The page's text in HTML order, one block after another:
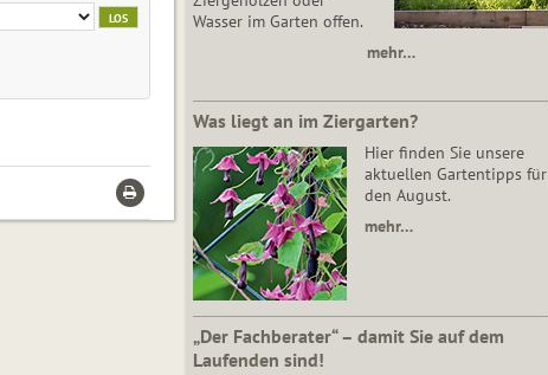
Wasser im Garten offen.
mehr…
Was liegt an im Ziergarten?
Hier finden Sie unsere
aktuellen Gartentipps für
den August.
mehr…
„Der Fachberater“ – damit Sie auf dem
Laufenden sind!